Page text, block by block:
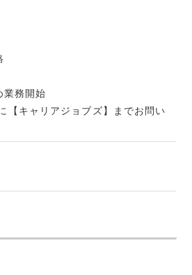
業務開始
【キャリアジョブズ】までお問い